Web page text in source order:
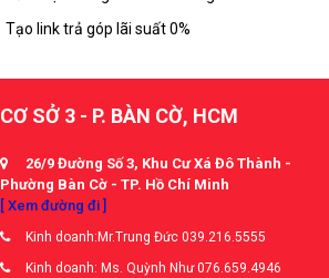
Tạo link trả góp lãi suất 0%
CƠ SỞ 3 - P. BÀN CỜ, HCM
26/9 Đường Số 3, Khu Cư Xá Đô Thành -
Phường Bàn Cờ - TP. Hồ Chí Minh
[ Xem đường đi ]
Kinh doanh:Mr.Trung Đức 039.216.5555
Kinh doanh: Ms. Quỳnh Như 076.659.4946